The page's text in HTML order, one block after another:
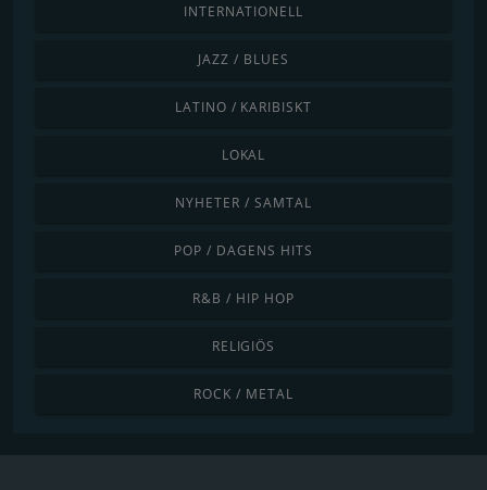
INTERNATIONELL
JAZZ / BLUES
LATINO / KARIBISKT
LOKAL
NYHETER / SAMTAL
POP / DAGENS HITS
R&B / HIP HOP
RELIGIÖS
ROCK / METAL